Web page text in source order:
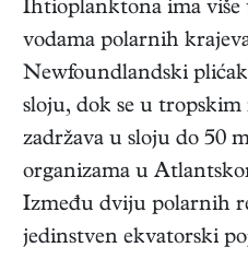
Ihtioplanktona ima
vodama polarnih
Newfoundlandski
sloju, dok se u
zadržava u sloju do 50
organizama u
Između dviju polarnih
jedinstven ekvatorski